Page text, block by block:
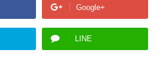
Google+
LINE